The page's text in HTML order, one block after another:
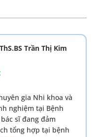
Trần Thị Kim
gia Nhi khoa và
nghiệm tại Bệnh
sĩ đang đảm
tổng hợp tại bệnh